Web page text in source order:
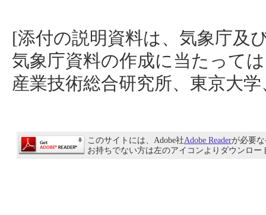
[添付の説明資料は、気象庁及
気象庁資料の作成に当たって
産業技術総合研究所、東京大
このサイトには、Adobe社Adobe Readerが必要
お持ちでない方は左のアイコンよりダウンロー